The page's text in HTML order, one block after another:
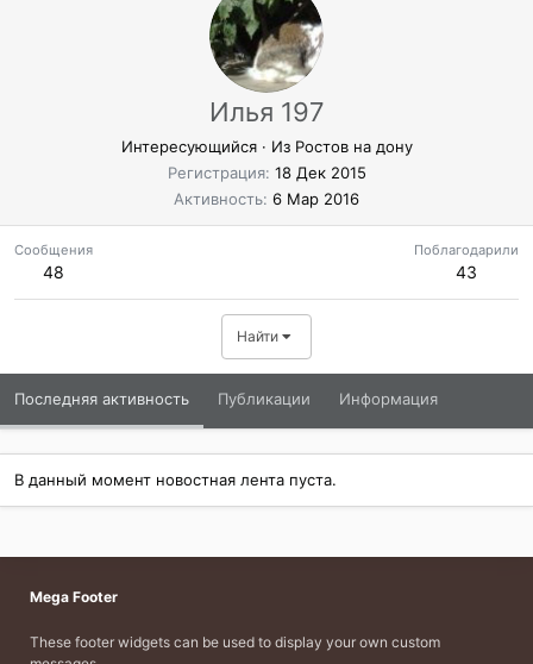
Илья 197
Интересующийся · Из Ростов на дону
Регистрация 18 Дек 2015
Активность 6 Мар 2016
Сообщения
48
Поблагодарили
43
Найти
Последняя активность Публикации Информация
В данный момент новостная лента пуста.
Mega Footer
These footer widgets can be used to display your own custom